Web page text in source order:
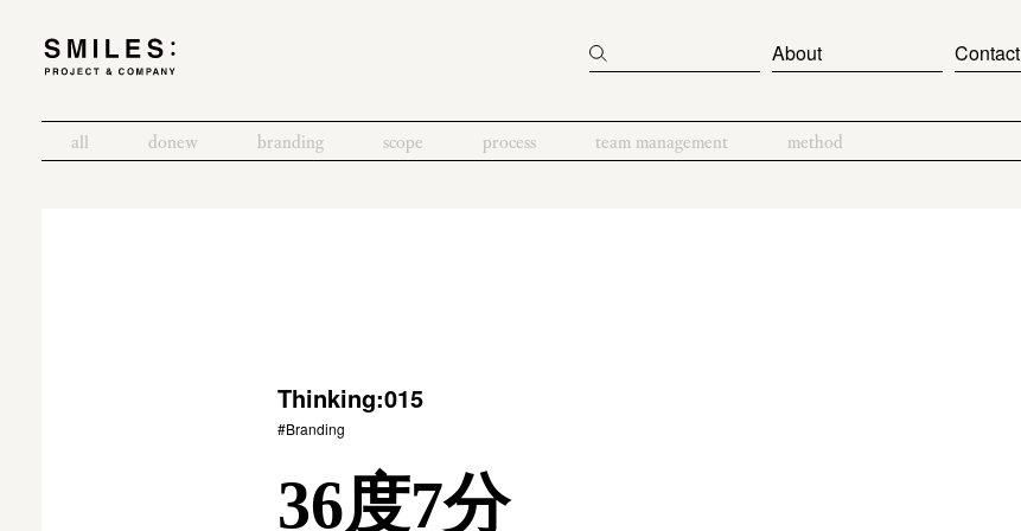
About Contact
all donew branding scope process team management method
Thinking:015
#Branding
36度7分